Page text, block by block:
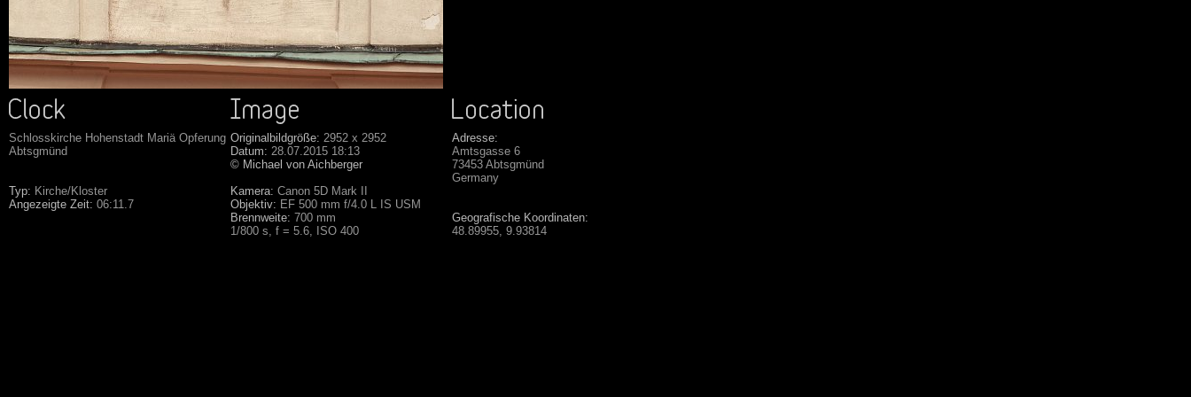
Schlosskirche Hohenstadt Mariä Opferung
Abtsgmünd
Typ: Kirche/Kloster
Angezeigte Zeit: 06:11.7
Originalbildgröße: 2952 x 2952
Datum: 28.07.2015 18:13
© Michael von Aichberger
Kamera: Canon 5D Mark II
Objektiv: EF 500 mm f/4.0 L IS USM
Brennweite: 700 mm
1/800 s, f = 5.6, ISO 400
Adresse:
Amtsgasse 6
73453 Abtsgmünd
Germany
Geografische Koordinaten:
48.89955, 9.93814